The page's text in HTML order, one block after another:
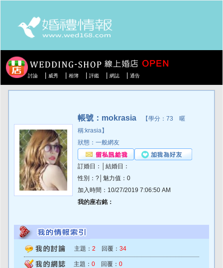
討論 威秀 相簿 評鑑 網誌 通告
帳號：mokrasia 【學分：73 暱
稱:krasia】
狀態：一般網友
訂婚日：│結婚日：
性別：?│魅力值：0
加入時間：10/27/2019 7:06:50 AM
我的座右銘：
主題： 2 回覆： 34
主題： 0 回覆： 0